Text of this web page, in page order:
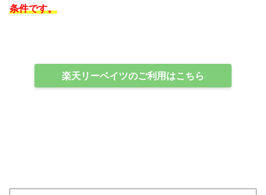
条件です。
楽天リーベイツのご利用はこちら